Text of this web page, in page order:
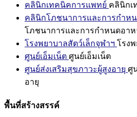
คลินิกเทคนิคการแพทย์ คลินิกเ
คลินิกโภชนาการและการกำห
โภชนาการและการกำหนดอาห
โรงพยาบาลสัตว์เล็กจุฬาฯ โรง
ศูนย์เอ็มเน็ต ศูนย์เอ็มเน็ต
ศูนย์ส่งเสริมสุขภาวะผู้สูงอายุ ศู
อายุ
พื้นที่สร้างสรรค์